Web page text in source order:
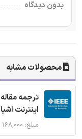
بدون دیدگاه
محصولات مشابه
اینترنت اشیا
مبلغ: ۱۶۸,۰۰۰ تومان